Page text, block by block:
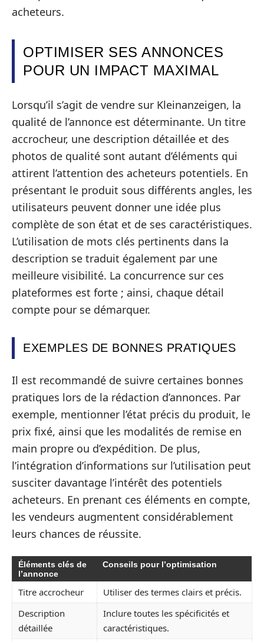
acheteurs.
OPTIMISER SES ANNONCES
POUR UN IMPACT MAXIMAL
Lorsqu’il s’agit de vendre sur Kleinanzeigen, la
qualité de l’annonce est déterminante. Un titre
accrocheur, une description détaillée et des
photos de qualité sont autant d’éléments qui
attirent l’attention des acheteurs potentiels. En
présentant le produit sous différents angles, les
utilisateurs peuvent donner une idée plus
complète de son état et de ses caractéristiques.
L’utilisation de mots clés pertinents dans la
description se traduit également par une
meilleure visibilité. La concurrence sur ces
plateformes est forte ; ainsi, chaque détail
compte pour se démarquer.
EXEMPLES DE BONNES PRATIQUES
Il est recommandé de suivre certaines bonnes
pratiques lors de la rédaction d’annonces. Par
exemple, mentionner l’état précis du produit, le
prix fixé, ainsi que les modalités de remise en
main propre ou d’expédition. De plus,
l’intégration d’informations sur l’utilisation peut
susciter davantage l’intérêt des potentiels
acheteurs. En prenant ces éléments en compte,
les vendeurs augmentent considérablement
leurs chances de réussite.
Éléments clés de
l’annonce
Conseils pour l’optimisation
Titre accrocheur
Utiliser des termes clairs et précis.
Description
détaillée
Inclure toutes les spécificités et
caractéristiques.